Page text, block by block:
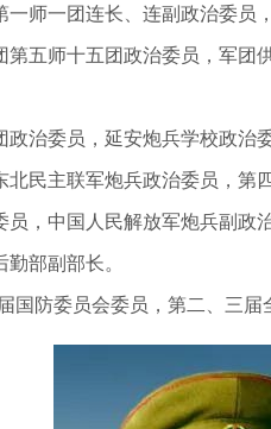
师一团连长、连副政治委
五师十五团政治委员，军
治委员，延安炮兵学校政治委
民主联军炮兵政治委员，第
，中国人民解放军炮兵副
部副部长。
防委员会委员，第二、三届